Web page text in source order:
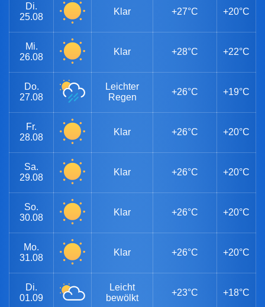
Di.
25.08
Klar +27°C +20°C
Mi.
26.08
Klar +28°C +22°C
Do.
27.08
Leichter
Regen
+26°C +19°C
Fr.
28.08
Klar +26°C +20°C
Sa.
29.08
Klar +26°C +20°C
So.
30.08
Klar +26°C +20°C
Mo.
31.08
Klar +26°C +20°C
Di.
01.09
Leicht
bewölkt
+23°C +18°C